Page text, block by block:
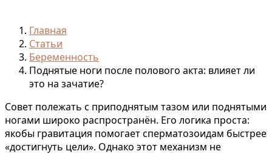
Главная
Статьи
Беременность
Поднятые ноги после полового акта: влияет ли
это на зачатие?
Совет полежать с приподнятым тазом или поднятыми
ногами широко распространён. Его логика проста:
якобы гравитация помогает сперматозоидам быстрее
«достигнуть цели». Однако этот механизм не